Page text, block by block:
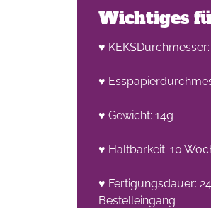
Wichtiges
♥
♥
♥ Gewicht: 14g
♥ Haltbarkeit: 10
♥ Fertigungsdauer:
Bestelleingang